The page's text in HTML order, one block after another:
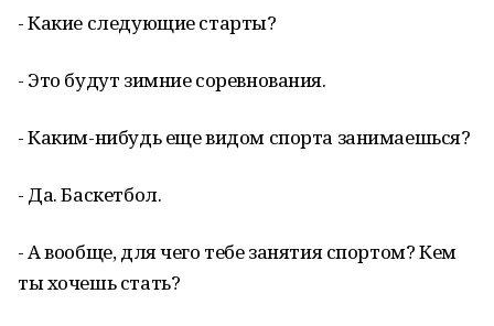
- Какие следующие старты?
- Это будут зимние соревнования.
- Каким-нибудь еще видом спорта занимаешься?
- Да. Баскетбол.
- А вообще, для чего тебе занятия спортом? Кем
ты хочешь стать?